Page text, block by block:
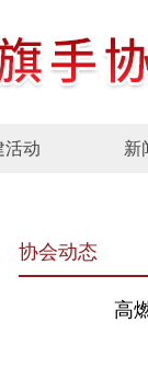
活动 新
协会动态
高